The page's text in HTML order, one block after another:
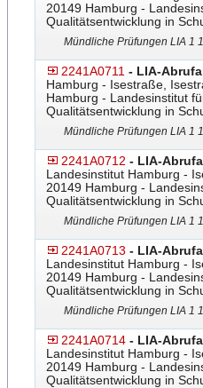
20149 Hamburg -
Qualitätsentwicklung in
Mündliche Prüfungen LIA 1
2241A0711 - LIA-
Hamburg - Isestraße,
Hamburg - Landesinstitut
Qualitätsentwicklung in
Mündliche Prüfungen LIA 1
2241A0712 - LIA-
Landesinstitut Hamburg -
20149 Hamburg -
Qualitätsentwicklung in
Mündliche Prüfungen LIA 1
2241A0713 - LIA-
Landesinstitut Hamburg -
20149 Hamburg -
Qualitätsentwicklung in
Mündliche Prüfungen LIA 1
2241A0714 - LIA-
Landesinstitut Hamburg -
20149 Hamburg -
Qualitätsentwicklung in